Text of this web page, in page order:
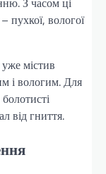
вологої
містив
і вологим. Для
від гниття.